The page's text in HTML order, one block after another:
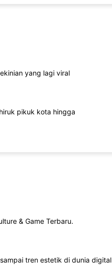
yang lagi viral
pikuk kota hingga
& Game Terbaru.
tren estetik di dunia digital